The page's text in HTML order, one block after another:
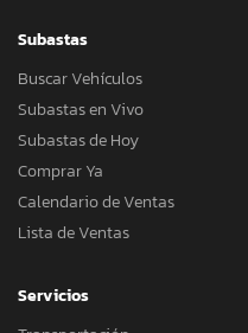
Subastas
Buscar Vehículos
Subastas en Vivo
Subastas de Hoy
Comprar Ya
Calendario de Ventas
Lista de Ventas
Servicios